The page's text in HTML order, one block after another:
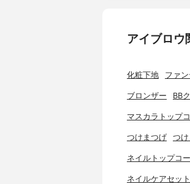
アイブロウ
化粧下地 ファ
ブロンザー BB
マスカラトップ
つけまつげ つけ
ネイルトップコ
ネイルケアセット